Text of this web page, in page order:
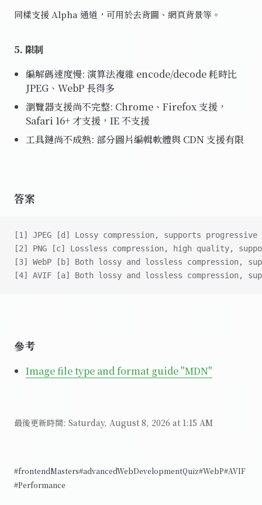
同樣支援 Alpha 通道，可用於去背圖、網頁背景等。
5. 限制
編解碼速度慢: 演算法複雜 encode/decode 耗時比
JPEG、WebP 長得多
瀏覽器支援尚不完整: Chrome、Firefox 支援，
Safari 16+ 才支援，IE 不支援
工具鏈尚不成熟: 部分圖片編輯軟體與 CDN 支援有限
答案
[1] JPEG [d] Lossy compression, supports progressive
[2] PNG [c] Lossless compression, high quality,
[3] WebP [b] Both lossy and lossless compression,
[4] AVIF [a] Both lossy and lossless compression,
參考
Image file type and format guide "MDN"
最後更新時間: Saturday, August 8, 2026 at 1:15 AM
#frontendMasters#advancedWebDevelopmentQuiz#WebP#AVIF
#Performance